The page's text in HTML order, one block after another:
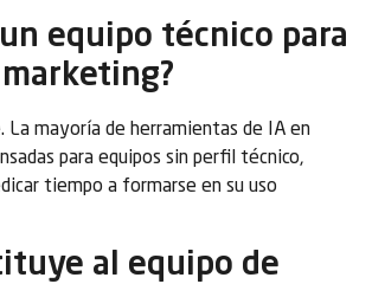
equipo técnico para
La mayoría de herramientas de IA en
para equipos sin perfil técnico,
tiempo a formarse en su uso
al equipo de